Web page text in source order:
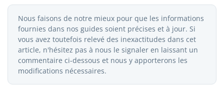
Nous faisons de notre mieux pour que les informations
fournies dans nos guides soient précises et à jour. Si
vous avez toutefois relevé des inexactitudes dans cet
article, n'hésitez pas à nous le signaler en laissant un
commentaire ci-dessous et nous y apporterons les
modifications nécessaires.